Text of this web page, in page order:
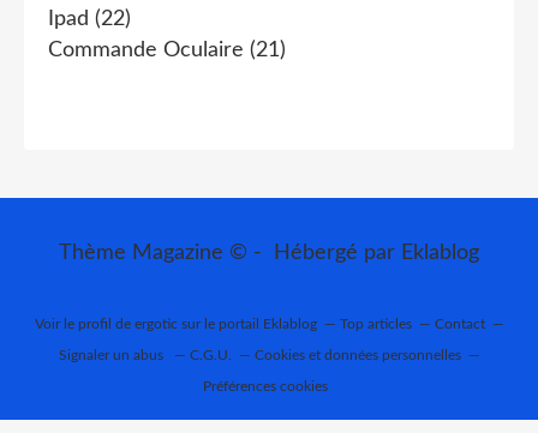
Ipad (22)
Commande Oculaire (21)
Thème Magazine © - Hébergé par Eklablog
Voir le profil de ergotic sur le portail Eklablog Top articles Contact
Signaler un abus C.G.U. Cookies et données personnelles
Préférences cookies